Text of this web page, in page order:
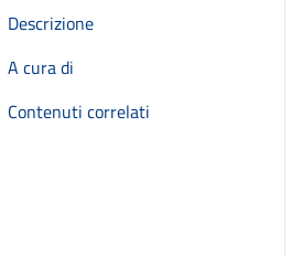
Descrizione
A cura di
Contenuti correlati